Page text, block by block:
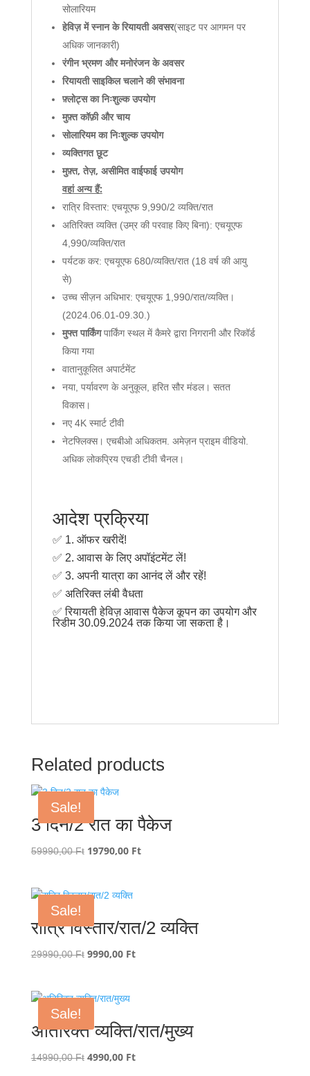
सोलारियम
हेविज़ में स्नान के रियायती अवसर(साइट पर आगमन पर
अधिक जानकारी)
रंगीन भ्रमण और मनोरंजन के अवसर
रियायती साइकिल चलाने की संभावना
फ़्लोट्स का निःशुल्क उपयोग
मुफ़्त कॉफ़ी और चाय
सोलारियम का निःशुल्क उपयोग
व्यक्तिगत छूट
मुफ़्त, तेज़, असीमित वाईफाई उपयोग
वहां अन्य हैं:
रात्रि विस्तार: एचयूएफ 9,990/2 व्यक्ति/रात
अतिरिक्त व्यक्ति (उम्र की परवाह किए बिना): एचयूएफ
4,990/व्यक्ति/रात
पर्यटक कर: एचयूएफ 680/व्यक्ति/रात (18 वर्ष की आयु
से)
उच्च सीज़न अधिभार: एचयूएफ 1,990/रात/व्यक्ति।
(2024.06.01-09.30.)
मुफ्त पार्किंगपार्किंग स्थल में कैमरे द्वारा निगरानी और रिकॉर्ड
किया गया
वातानुकूलित अपार्टमेंट
नया, पर्यावरण के अनुकूल, हरित सौर मंडल। सतत
विकास।
नए 4K स्मार्ट टीवी
नेटफ्लिक्स। एचबीओ अधिकतम. अमेज़न प्राइम वीडियो.
अधिक लोकप्रिय एचडी टीवी चैनल।
आदेश प्रक्रिया
✅ 1. ऑफर खरीदें!
✅ 2. आवास के लिए अपॉइंटमेंट लें!
✅ 3. अपनी यात्रा का आनंद लें और रहें!
✅ अतिरिक्त लंबी वैधता
✅ रियायती हेविज़ आवास पैकेज कूपन का उपयोग और
रिडीम 30.09.2024 तक किया जा सकता है।
Related products
Sale!
3 दिन/2 रात का पैकेज
59990,00Ft Original
59990,00 Ft.
19790,00 FtCurrent
Sale!
रात्रि विस्तार/रात/2 व्यक्ति
29990,00Ft Original
29990,00 Ft.
9990,00 FtCurrent
Sale!
अतिरिक्त व्यक्ति/रात/मुख्य
14990,00Ft Original
4990,00 FtCurrent